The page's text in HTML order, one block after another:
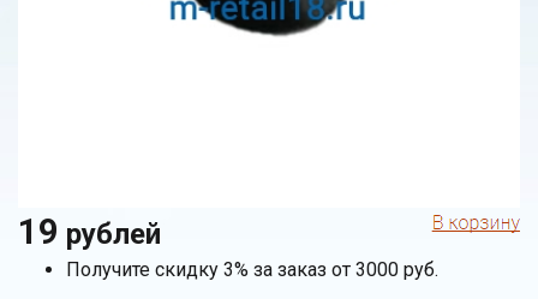
19 рублей
Получите скидку 3% за заказ от 3000 руб.